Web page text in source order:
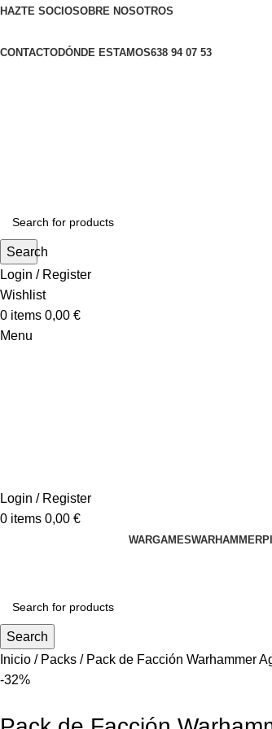
HAZTE SOCIOSOBRE NOSOTROS
CONTACTODÓNDE ESTAMOS638 94 07 53
Search
Login / Register
Wishlist
0 items 0,00 €
Menu
Login / Register
0 items 0,00 €
WARGAMESWARHAMMER
Search
Inicio
Packs
Pack de Facción Warhammer
-32%